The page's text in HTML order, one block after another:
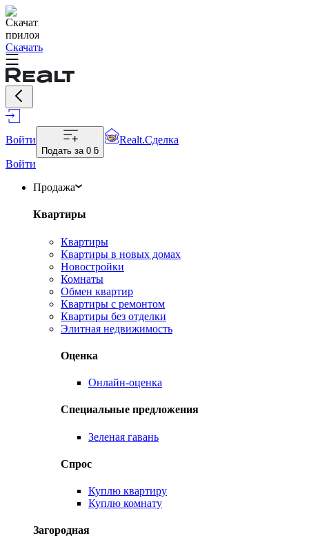
Скачать
Войти
Подать за 0 ƃ
Realt.Сделка
Войти
Продажа
Квартиры
Квартиры
Квартиры в новых домах
Новостройки
Комнаты
Обмен квартир
Квартиры с ремонтом
Квартиры без отделки
Элитная недвижимость
Оценка
Онлайн-оценка
Специальные предложения
Зеленая гавань
Спрос
Куплю квартиру
Куплю комнату
Загородная